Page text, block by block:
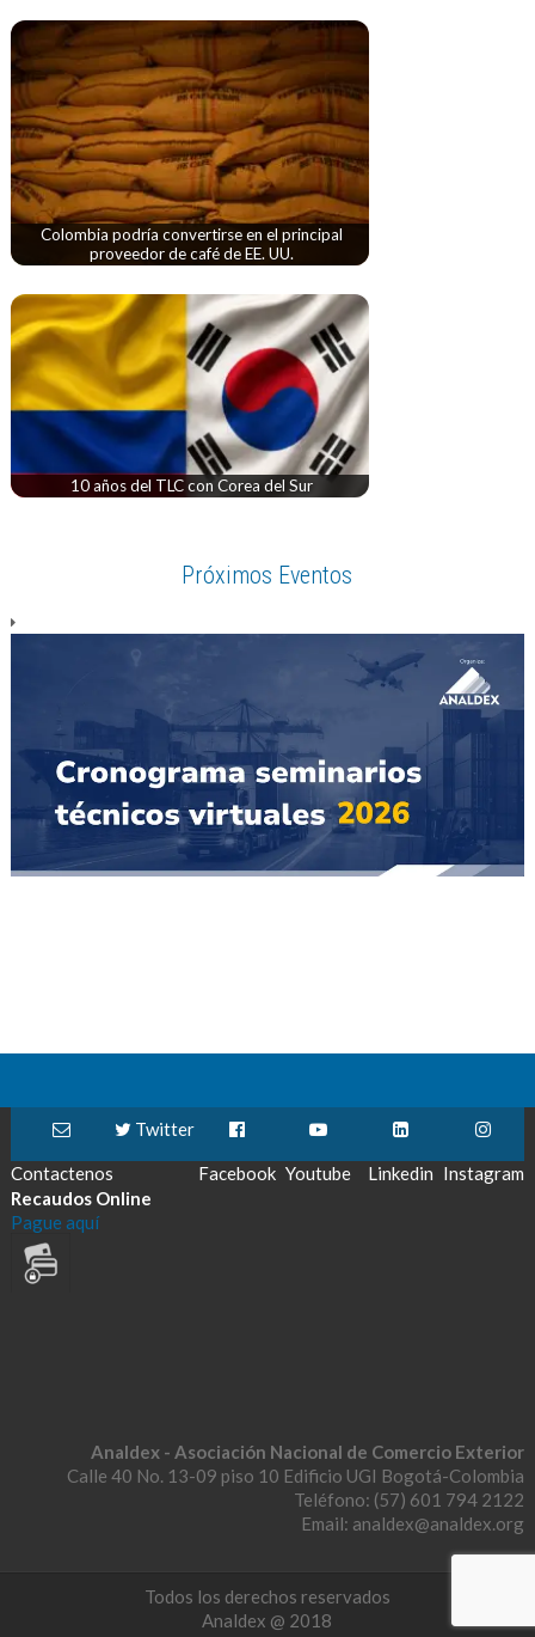
Colombia podría convertirse en el principal
proveedor de café de EE. UU.
10 años del TLC con Corea del Sur
Próximos Eventos
Contactenos
Twitter
Facebook Youtube Linkedin Instagram
Recaudos Online
Pague aquí
Analdex - Asociación Nacional de Comercio Exterior
Calle 40 No. 13-09 piso 10 Edificio UGI Bogotá-Colombia
Teléfono: (57) 601 794 2122
Email: analdex@analdex.org
Todos los derechos reservados
Analdex @ 2018